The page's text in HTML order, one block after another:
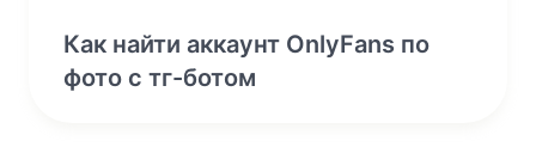
Как найти аккаунт OnlyFans по
фото с тг-ботом